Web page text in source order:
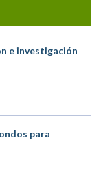
e investigación
para